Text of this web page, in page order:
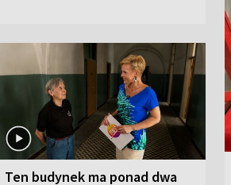
Ten budynek ma ponad dwa